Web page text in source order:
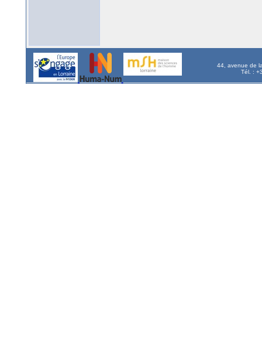
44, avenue de
Tél. :